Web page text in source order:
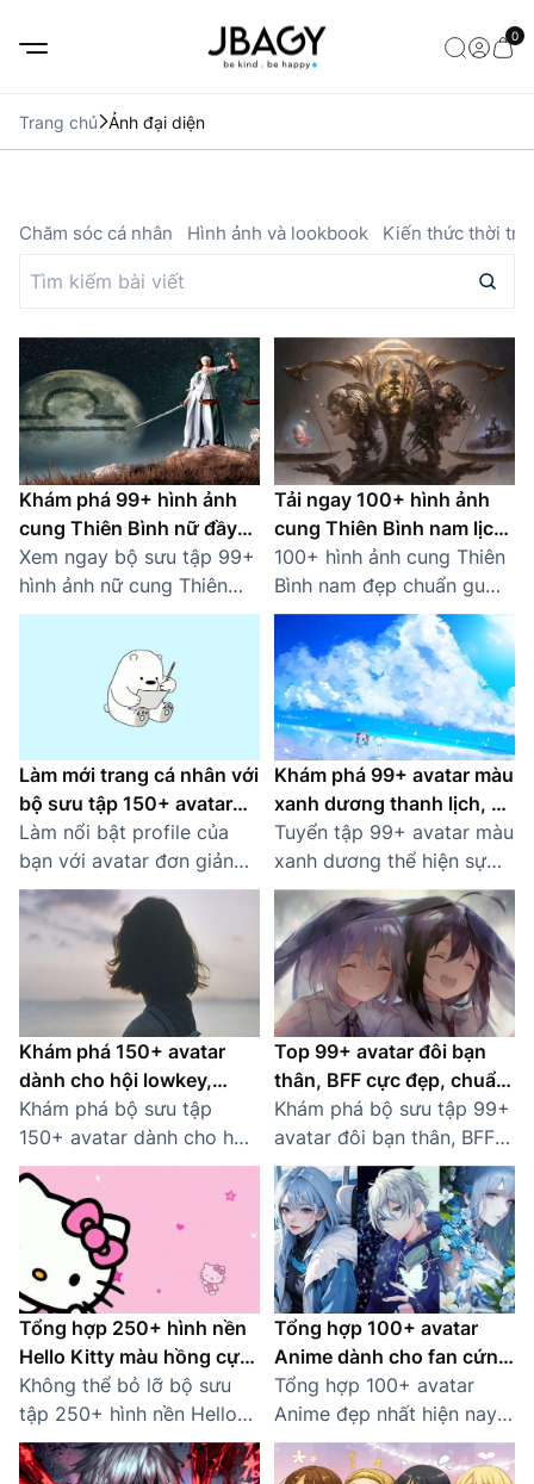
0
Trang chủ Ảnh đại diện
Chăm sóc cá nhân Hình ảnh và lookbook Kiến thức thời
Khám phá 99+ hình ảnh
cung Thiên Bình nữ đầy
cuốn hút
Xem ngay bộ sưu tập 99+
hình ảnh nữ cung Thiên
Bình đầy thu hút, phù hợp
khám phá tính cách.
Tải ngay 100+ hình ảnh
cung Thiên Bình nam lịch
lãm, tinh tế
100+ hình ảnh cung Thiên
Bình nam đẹp chuẩn gu
thẩm mỹ: thanh lịch, trí tuệ
và hài hòa, lý tưởng cho
người yêu thích hoàng
đạo.
Làm mới trang cá nhân với
bộ sưu tập 150+ avatar
đơn giản đẹp
Làm nổi bật profile của
bạn với avatar đơn giản
đẹp, vừa tinh tế vừa phù
hợp với xu hướng hiện đại.
Tải ngay!
Khám phá 99+ avatar màu
xanh dương thanh lịch, ý
nghĩa
Tuyển tập 99+ avatar màu
xanh dương thể hiện sự
bình yên, tràn đầy ý nghĩa.
Tải ngay bộ sưu tập hình
nền chuẩn HD và mới
nhất.
Khám phá 150+ avatar
dành cho hội lowkey,
hướng nội
Khám phá bộ sưu tập
150+ avatar dành cho hội
lowkey, hướng nội và
sống khép kín. Hình ảnh
tối giản, tinh tế, đúng chất
“lowkey”!
Top 99+ avatar đôi bạn
thân, BFF cực đẹp, chuẩn
HD
Khám phá bộ sưu tập 99+
avatar đôi bạn thân, BFF
siêu đẹp, giúp bạn và “cạ
cứng” thể hiện tình bạn
bền chặt. Tải miễn phí!
Tổng hợp 250+ hình nền
Hello Kitty màu hồng cực
đáng yêu
Không thể bỏ lỡ bộ sưu
tập 250+ hình nền Hello
Kitty màu hồng ngọt
ngào, cute, chuẩn gu các
Tổng hợp 100+ avatar
Anime dành cho fan cứng
không thể bỏ qua
Tổng hợp 100+ avatar
Anime đẹp nhất hiện nay,
từ phong cách dễ thương,
cool ngầu, đến huyền bí.